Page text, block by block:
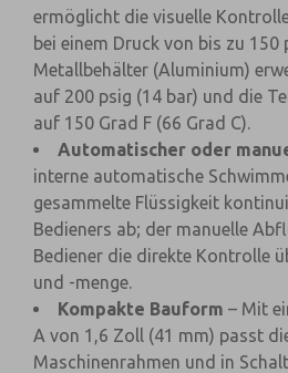
ermöglicht die visuelle
bei einem Druck von bis zu 150
Metallbehälter (Aluminium)
auf 200 psig (14 bar) und die
auf 150 Grad F (66 Grad C).
Automatischer oder
interne automatische
gesammelte Flüssigkeit
Bedieners ab; der manuelle
Bediener die direkte Kontrolle
und -menge.
Kompakte Bauform – Mit
A von 1,6 Zoll (41 mm) passt
Maschinenrahmen und in